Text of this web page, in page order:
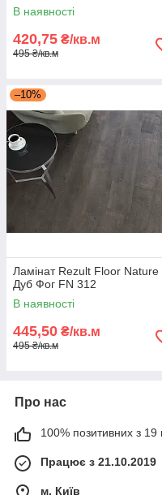
В наявності
420,75 ₴/кв.м
495 ₴/кв.м
–10%
Ламінат Rezult Floor Nature
Дуб Фог FN 312
В наявності
445,50 ₴/кв.м
495 ₴/кв.м
Про нас
100% позитивних з 19
Працює з 21.10.2019
м. Київ